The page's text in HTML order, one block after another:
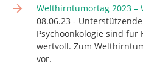
Welthirntumortag 2023 –
08.06.23 -
Psychoonkologie sind
wertvoll. Zum
vor.